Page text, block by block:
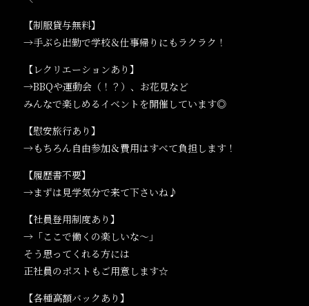
【制服貸与無料】
→手ぶら出勤で学校＆仕事帰りにもラクラク！
【レクリエーションあり】
→BBQや運動会（！？）、お花見など
みんなで楽しめるイベントを開催しています◎
【慰安旅行あり】
→もちろん自由参加＆費用はすべて負担します！
【履歴書不要】
→まずは見学気分で来て下さいね♪
【社員登用制度あり】
→「ここで働くの楽しいな～」
そう思ってくれる方には
正社員のポストもご用意します☆
【各種高額バックあり】